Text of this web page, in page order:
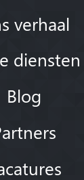
verhaal
diensten
Blog